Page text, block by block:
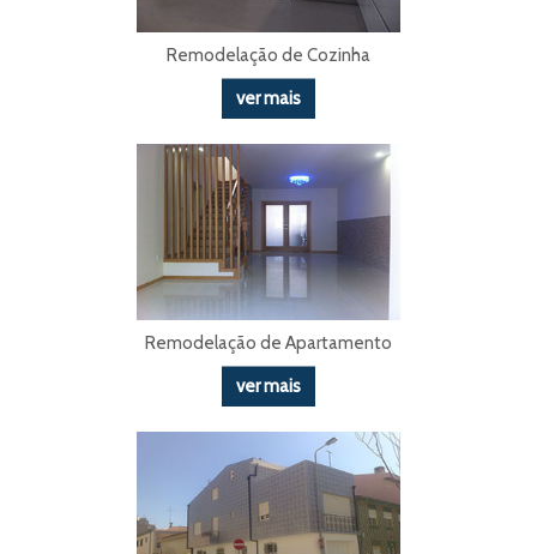
Remodelação de Cozinha
ver mais
Remodelação de Apartamento
ver mais